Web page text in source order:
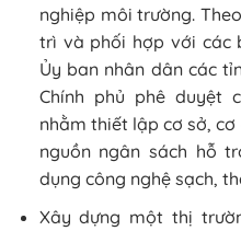
nghiệp môi trường.
trì và phối hợp với các
Ủy ban nhân dân các
Chính phủ phê duyệt
nhằm thiết lập cơ sở, cơ
nguồn ngân sách hỗ
dụng công nghệ sạch,
Xây dựng một thị